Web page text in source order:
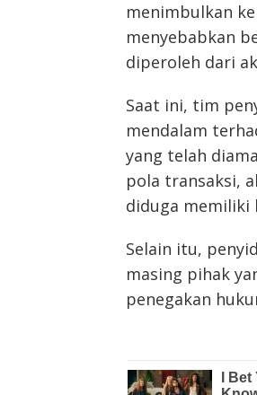
menimbulkan
menyebabkan
diperoleh dari
Saat ini, tim
mendalam
yang telah
pola transaksi,
diduga memiliki
Selain itu,
masing pihak
penegakan